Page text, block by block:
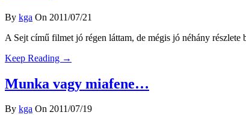
By kga On 2011/07/21
A Sejt című filmet jó régen láttam, de mégis jó néhány
Keep Reading →
Munka vagy miafene…
By kga On 2011/07/19